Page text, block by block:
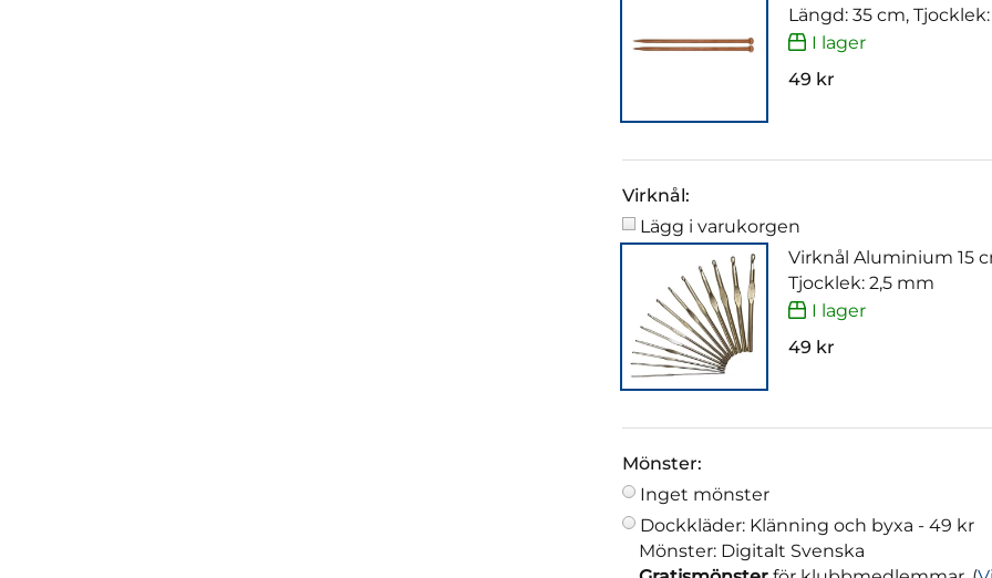
Längd: 35 cm,
I lager
49 kr
Virknål:
Lägg i varukorgen
Virknål Aluminium 15
Tjocklek: 2,5 mm
I lager
49 kr
Mönster:
Inget mönster
Dockkläder: Klänning och byxa - 49 kr
Mönster: Digitalt Svenska